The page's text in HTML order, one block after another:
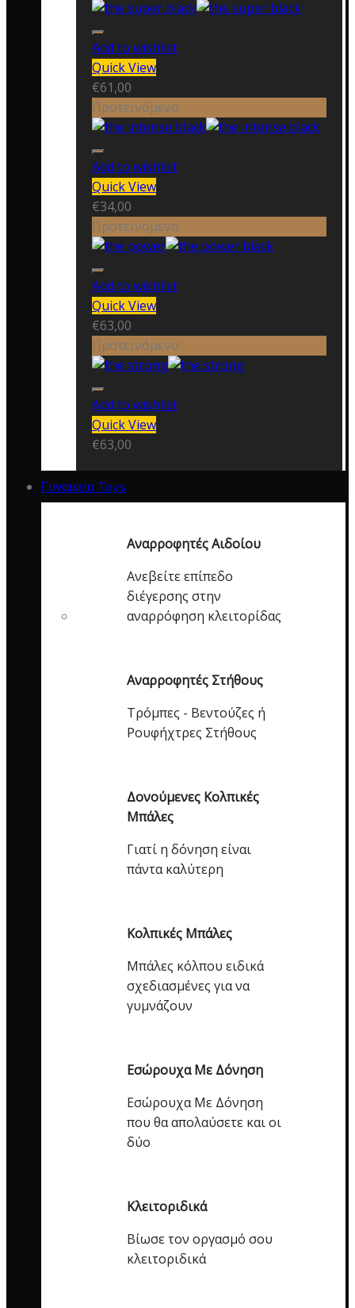
Add to wishlist
Quick View
€61,00
Προτεινόμενο
Add to wishlist
Quick View
€34,00
Προτεινόμενο
Add to wishlist
Quick View
€63,00
Προτεινόμενο
Add to wishlist
Quick View
€63,00
Γυναικεια Toys
Αναρροφητές Αιδοίου
Ανεβείτε επίπεδο
διέγερσης στην
αναρρόφηση κλειτορίδας
Αναρροφητές Στήθους
Τρόμπες - Βεντούζες ή
Ρουφήχτρες Στήθους
Δονούμενες Κολπικές
Μπάλες
Γιατί η δόνηση είναι
πάντα καλύτερη
Κολπικές Μπάλες
Μπάλες κόλπου ειδικά
σχεδιασμένες για να
γυμνάζουν
Εσώρουχα Με Δόνηση
Εσώρουχα Με Δόνηση
που θα απολαύσετε και οι
δύο
Κλειτοριδικά
Βίωσε τον οργασμό σου
κλειτοριδικά